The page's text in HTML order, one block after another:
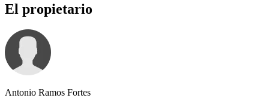
El propietario
Antonio Ramos Fortes